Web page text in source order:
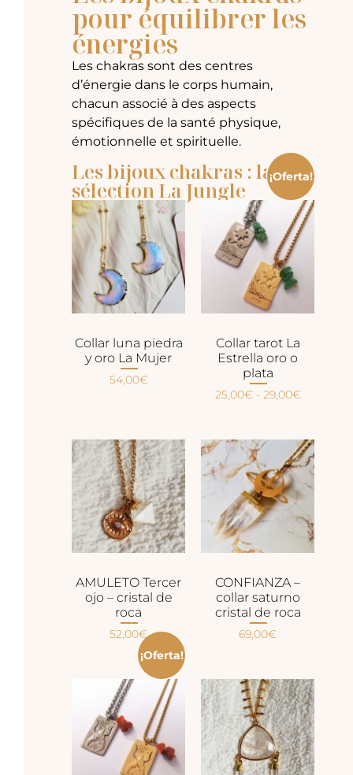
pour équilibrer les
énergies
Les chakras sont des centres
d’énergie dans le corps humain,
chacun associé à des aspects
spécifiques de la santé physique,
émotionnelle et spirituelle.
Les bijoux chakras : la
sélection La Jungle
Collar luna piedra
y oro La Mujer
54,00€
¡Oferta!
Collar tarot La
Estrella oro o
plata
25,00€ - 29,00€
AMULETO Tercer
ojo – cristal de
roca
52,00€
CONFIANZA –
collar saturno
cristal de roca
69,00€
¡Oferta!